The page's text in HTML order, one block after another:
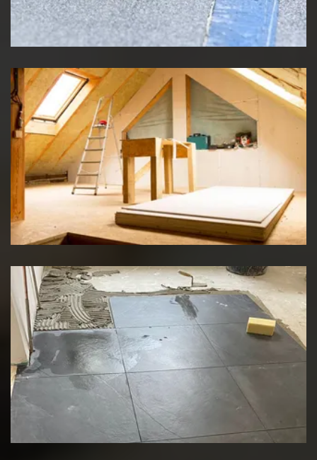
Etancheité de toiture
Travaux d'isolation
Rénovation de sol